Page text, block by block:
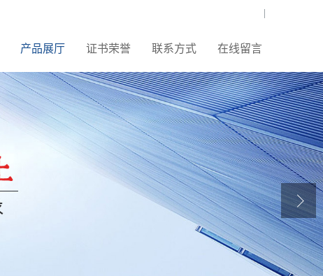
产品展厅 证书荣誉 联系方式 在线留言